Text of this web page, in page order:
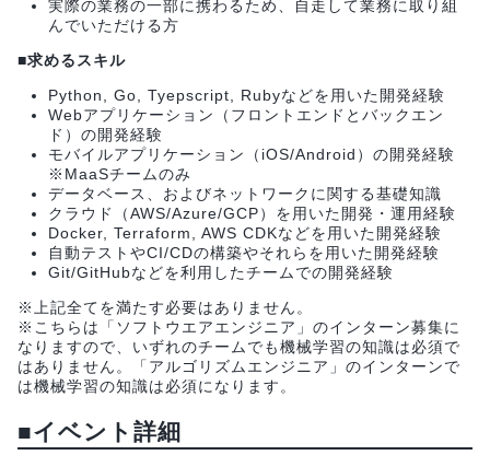
実際の業務の一部に携わるため、自走して業務に取り組
んでいただける方
■求めるスキル
Python, Go, Tyepscript, Rubyなどを用いた開発経験
Webアプリケーション（フロントエンドとバックエン
ド）の開発経験
モバイルアプリケーション（iOS/Android）の開発経験
※MaaSチームのみ
データベース、およびネットワークに関する基礎知識
クラウド（AWS/Azure/GCP）を用いた開発・運用経験
Docker, Terraform, AWS CDKなどを用いた開発経験
自動テストやCI/CDの構築やそれらを用いた開発経験
Git/GitHubなどを利用したチームでの開発経験
※上記全てを満たす必要はありません。
※こちらは「ソフトウエアエンジニア」のインターン募集に
なりますので、いずれのチームでも機械学習の知識は必須で
はありません。「アルゴリズムエンジニア」のインターンで
は機械学習の知識は必須になります。
■イベント詳細